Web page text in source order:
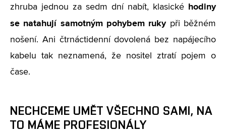
zhruba jednou za sedm dní nabít, klasické hodiny
se natahují samotným pohybem rukypři běžném
nošení. Ani čtrnáctidenní dovolená bez napájecího
kabelu tak neznamená, že nositel ztratí pojem o
čase.
NECHCEME UMĚT VŠECHNO SAMI, NA
TO MÁME PROFESIONÁLY